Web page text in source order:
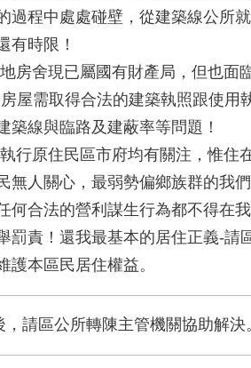
過程中處處碰壁，從建築線公所
有時限！
房舍現已屬國有財產局，但也面
屋需取得合法的建築執照跟使用
築線與臨路及建蔽率等問題！
行原住民區市府均有關注，惟住
無人關心，最弱勢偏鄉族群的我
何合法的營利謀生行為都不得在
罰責！還我最基本的居住正義-請
護本區民居住權益。
，請區公所轉陳主管機關協助解決